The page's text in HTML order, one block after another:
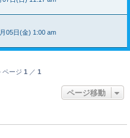
05日(金) 1:00 am
ページ 1 ／ 1
ページ移動